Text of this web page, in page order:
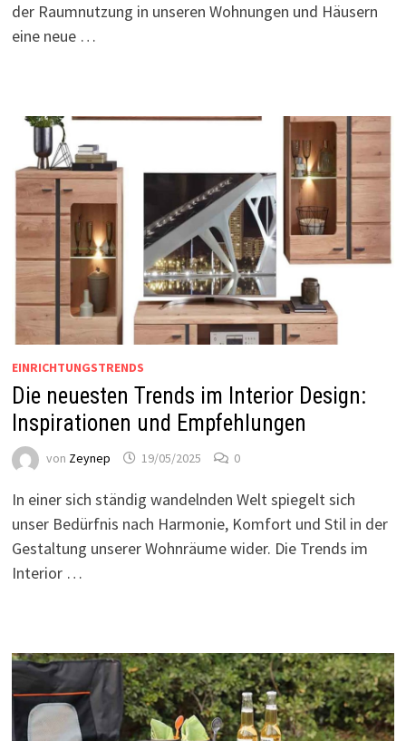
der Raumnutzung in unseren Wohnungen und Häusern
eine neue …
EINRICHTUNGSTRENDS
Die neuesten Trends im Interior Design:
Inspirationen und Empfehlungen
von Zeynep 19/05/2025 0
In einer sich ständig wandelnden Welt spiegelt sich
unser Bedürfnis nach Harmonie, Komfort und Stil in der
Gestaltung unserer Wohnräume wider. Die Trends im
Interior …